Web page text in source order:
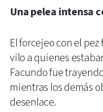
Una pelea intensa
El forcejeo con el
vilo a quienes
Facundo fue
mientras los demás
desenlace.